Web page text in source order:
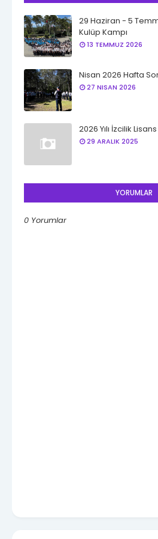
29 Haziran - 5
Kulüp Kampı
13 TEMMUZ 2026
Nisan 2026 Hafta
27 NISAN 2026
2026 Yılı İzcilik
29 ARALIK 2025
YORUMLAR
0 Yorumlar